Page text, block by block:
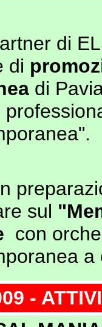
di
di
di
sul
con
-